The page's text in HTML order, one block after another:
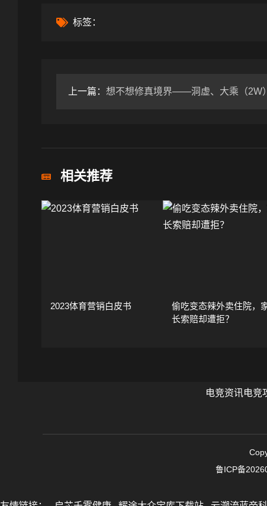
标签：
上一篇： 想不想修真境界——洞虚、大乘（2W）
相关推荐
2023体育营销白皮书
偷吃变态辣外卖住院，
长索赔却遭拒？
电竞资讯电竞
鲁ICP备